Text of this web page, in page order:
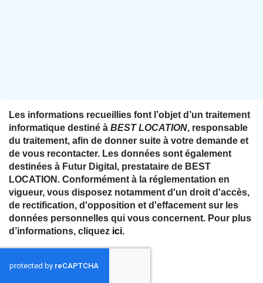
Les informations recueillies font l’objet d’un traitement
informatique destiné à BEST LOCATION, responsable
du traitement, afin de donner suite à votre demande et
de vous recontacter. Les données sont également
destinées à Futur Digital, prestataire de BEST
LOCATION. Conformément à la réglementation en
vigueur, vous disposez notamment d'un droit d'accès,
de rectification, d'opposition et d'effacement sur les
données personnelles qui vous concernent. Pour plus
d’informations, cliquez ici.